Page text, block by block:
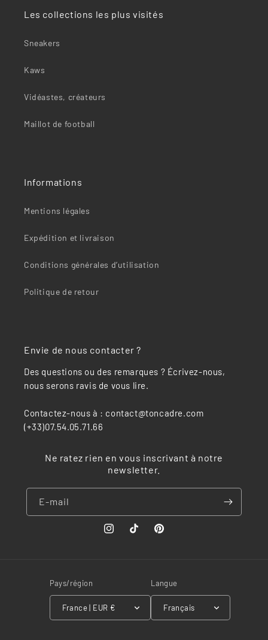
Les collections les plus visités
Sneakers
Kaws
Vidéastes, créateurs
Maillot de football
Informations
Mentions légales
Expédition et livraison
Conditions générales d’utilisation
Politique de retour
Envie de nous contacter ?
Des questions ou des remarques ? Écrivez-nous,
nous serons ravis de vous lire.
Contactez-nous à : contact@toncadre.com
(+33)07.54.05.71.66
Ne ratez rien en vous inscrivant à notre
newsletter.
E-mail
InstagramTikTok Pinterest
Pays/région
France | EUR €
Langue
Français